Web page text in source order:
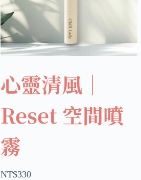
心靈清風｜
Reset 空間噴
霧
NT$330